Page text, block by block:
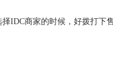
IDC商家的时候，好拨打下